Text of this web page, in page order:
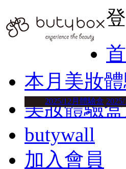
本月美妝
2025/12月體驗盒
美妝體驗
butywall
加入會員